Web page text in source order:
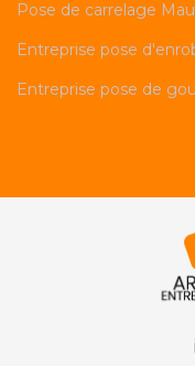
Pose de carrelage
Entreprise pose
Entreprise pose de